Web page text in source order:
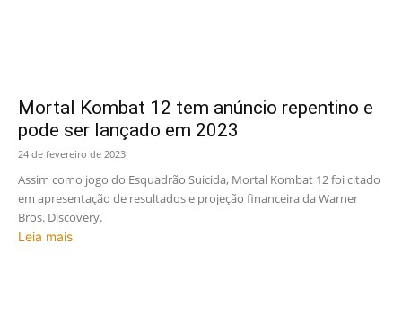
Mortal Kombat 12 tem anúncio repentino e
pode ser lançado em 2023
24 de fevereiro de 2023
Assim como jogo do Esquadrão Suicida, Mortal Kombat 12 foi citado
em apresentação de resultados e projeção financeira da Warner
Bros. Discovery.
Leia mais